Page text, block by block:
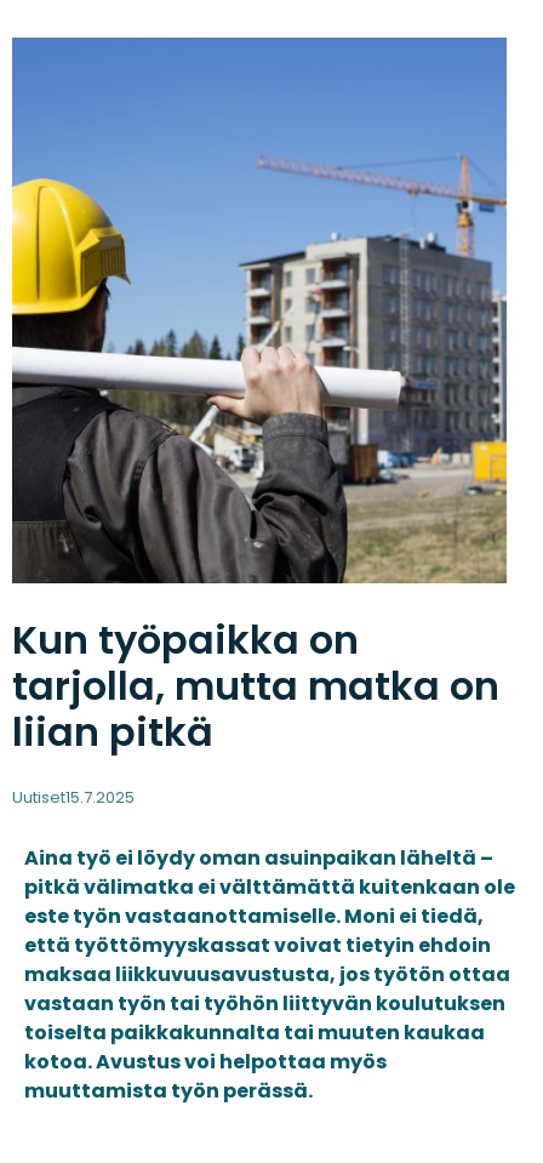
Kun työpaikka on
tarjolla, mutta matka on
liian pitkä
Uutiset15.7.2025
Aina työ ei löydy oman asuinpaikan läheltä –
pitkä välimatka ei välttämättä kuitenkaan ole
este työn vastaanottamiselle. Moni ei tiedä,
että työttömyyskassat voivat tietyin ehdoin
maksaa liikkuvuusavustusta, jos työtön ottaa
vastaan työn tai työhön liittyvän koulutuksen
toiselta paikkakunnalta tai muuten kaukaa
kotoa. Avustus voi helpottaa myös
muuttamista työn perässä.